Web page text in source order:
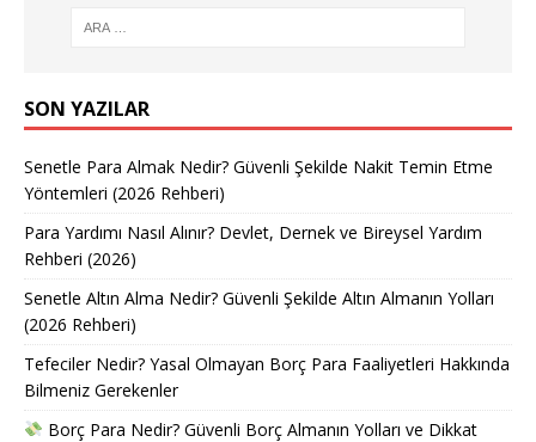
SON YAZILAR
Senetle Para Almak Nedir? Güvenli Şekilde Nakit Temin Etme
Yöntemleri (2026 Rehberi)
Para Yardımı Nasıl Alınır? Devlet, Dernek ve Bireysel Yardım
Rehberi (2026)
Senetle Altın Alma Nedir? Güvenli Şekilde Altın Almanın Yolları
(2026 Rehberi)
Tefeciler Nedir? Yasal Olmayan Borç Para Faaliyetleri Hakkında
Bilmeniz Gerekenler
Borç Para Nedir? Güvenli Borç Almanın Yolları ve Dikkat